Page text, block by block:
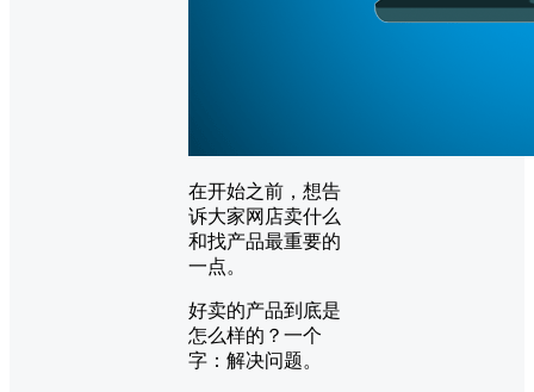
在开始之前，想告
诉大家网店卖什么
和找产品最重要的
一点。
好卖的产品到底是
怎么样的？一个
字：解决问题。